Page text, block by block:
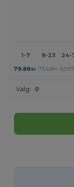
1-7
8-23 24-
79.88kr 73.48 kr 63.87
Valg: 0